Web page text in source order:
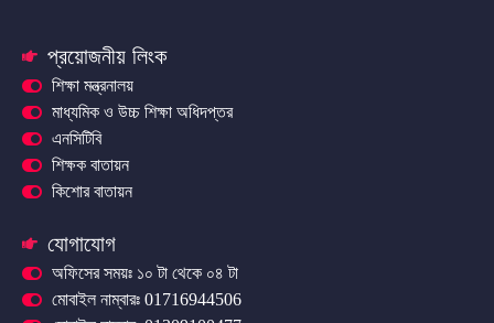
প্রয়োজনীয় লিংক
শিক্ষা মন্ত্রনালয়
মাধ্যমিক ও উচ্চ শিক্ষা অধিদপ্তর
এনসিটিবি
শিক্ষক বাতায়ন
কিশোর বাতায়ন
যোগাযোগ
অফিসের সময়ঃ ১০ টা থেকে ০৪ টা
মোবাইল নাম্বারঃ 01716944506